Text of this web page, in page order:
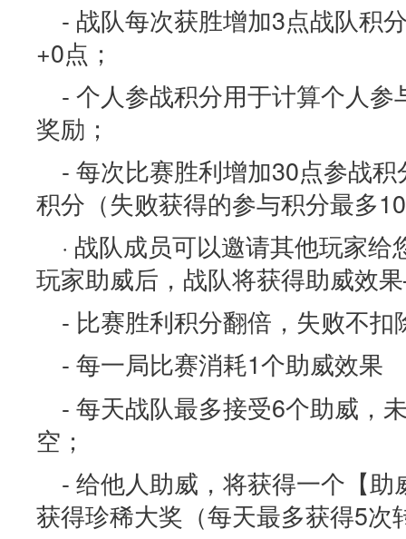
- 战队每次获胜增加3点战队积
+0点；
- 个人参战积分用于计算个人
奖励；
- 每次比赛胜利增加30点参战
积分（失败获得的参与积分最多
· 战队成员可以邀请其他玩家
玩家助威后，战队将获得助威效
- 比赛胜利积分翻倍，失败不扣
- 每一局比赛消耗1个助威效果
- 每天战队最多接受6个助威，
空；
- 给他人助威，将获得一个【
获得珍稀大奖（每天最多获得5次